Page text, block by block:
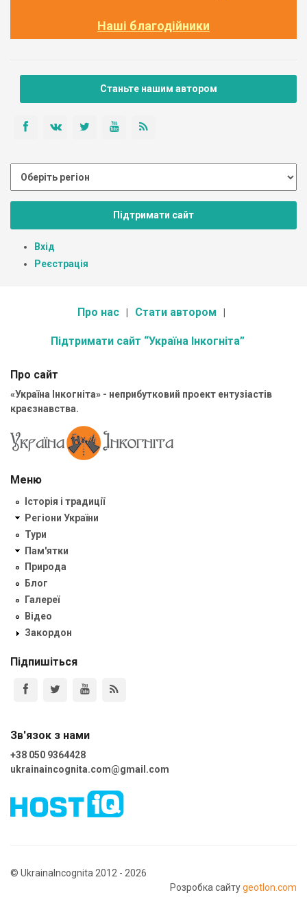
Наші благодійники
Станьте нашим автором
Підтримати сайт
Вхід
Реєстрація
Про нас Стати автором
Підтримати сайт “Україна Інкогніта”
Про сайт
«Україна Інкогніта» - неприбутковий проект ентузіастів
краєзнавства.
Меню
Історія і традиції
Регіони України
Тури
Пам'ятки
Природа
Блог
Галереї
Відео
Закордон
Підпишіться
Зв'язок з нами
+38 050 9364428
ukrainaincognita.com@gmail.com
© UkrainaIncognita 2012 - 2026
Розробка сайтуgeotlon.com